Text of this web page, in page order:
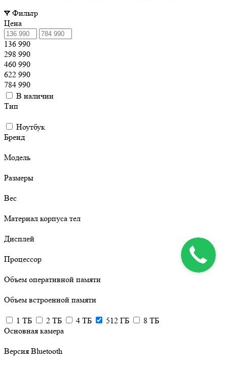
Фильтр
Цена
136 990
298 990
460 990
622 990
784 990
В наличии
Тип
Ноутбук
Бренд
Модель
Размеры
Вес
Материал корпуса тел
Дисплей
Процессор
Объем оперативной памяти
Объем встроенной памяти
1 ТБ 2 ТБ 4 ТБ 512 ГБ
8 ТБ
Основная камера
Версия Bluetooth